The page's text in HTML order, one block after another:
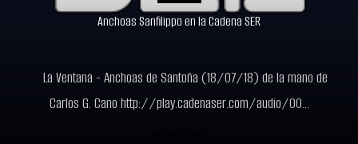
Anchoas Sanfilippo en la Cadena SER
La Ventana - Anchoas de Santoña (18/07/18) de la mano de
Carlos G. Cano http://play.cadenaser.com/audio/00...